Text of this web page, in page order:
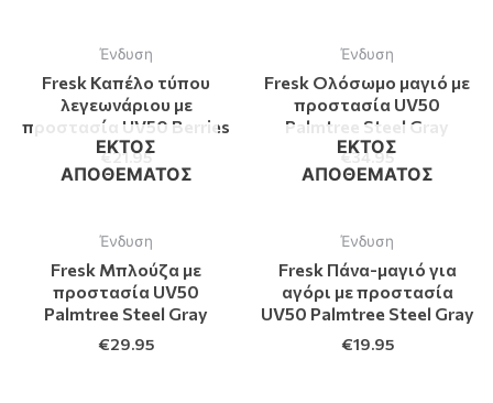
Ένδυση
Fresk Καπέλο τύπου
λεγεωνάριου με
προστασία UV50 Berries
€21.95
Ένδυση
Fresk Ολόσωμο μαγιό με
προστασία UV50
Palmtree Steel Gray
€34.95
ΕΚΤΌΣ
ΑΠΟΘΈΜΑΤΟΣ
Ένδυση
Fresk Μπλούζα με
προστασία UV50
Palmtree Steel Gray
€29.95
ΕΚΤΌΣ
ΑΠΟΘΈΜΑΤΟΣ
Ένδυση
Fresk Πάνα-μαγιό για
αγόρι με προστασία
UV50 Palmtree Steel Gray
€19.95